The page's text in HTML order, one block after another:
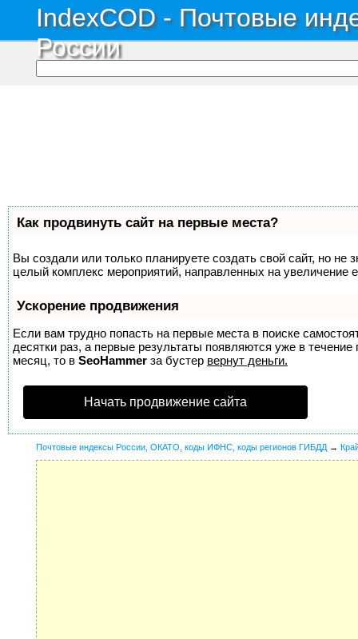
IndexCOD - Почтовые
России
Как продвинуть сайт на первые места?
Вы создали или только планируете создать свой сайт, но не
целый комплекс мероприятий, направленных на увеличение
Ускорение продвижения
Если вам трудно попасть на первые места в поиске
десятки раз, а первые результаты появляются уже в
месяц, то в SeoHammer за бустер вернут деньги.
Начать продвижение сайта
Почтовые индексы России, ОКАТО, коды ИФНС, коды регионов ГИБДД →